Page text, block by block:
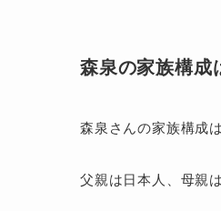
森泉の家族構成
森泉さんの家族構成
父親は日本人、母親